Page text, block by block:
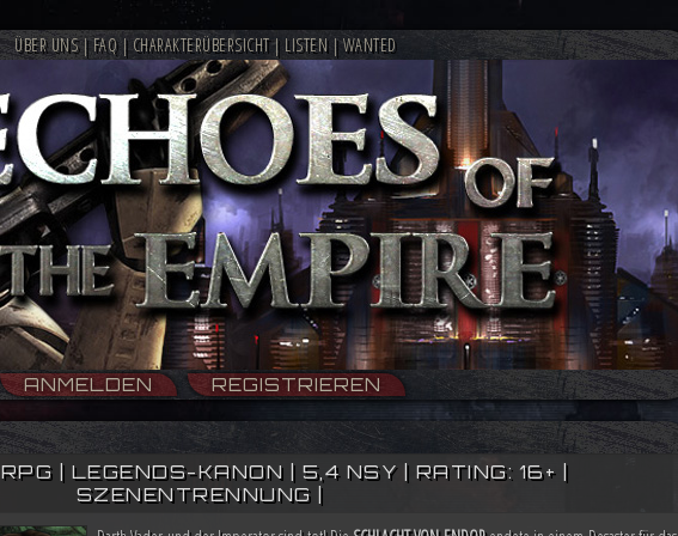
ÜBER UNS| FAQ| CHARAKTERÜBERSICHT| LISTEN|WANTED
ANMELDEN REGISTRIEREN
| LEGENDS-KANON | 5,4 NSY | RATING: 16+ |
SZENENTRENNUNG |